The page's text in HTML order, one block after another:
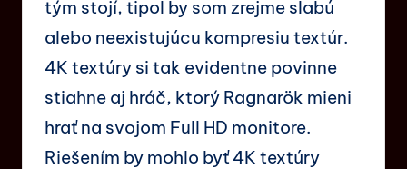
tým stojí, tipol by som zrejme slabú
alebo neexistujúcu kompresiu textúr.
4K textúry si tak evidentne povinne
stiahne aj hráč, ktorý Ragnarök mieni
hrať na svojom Full HD monitore.
Riešením by mohlo byť 4K textúry